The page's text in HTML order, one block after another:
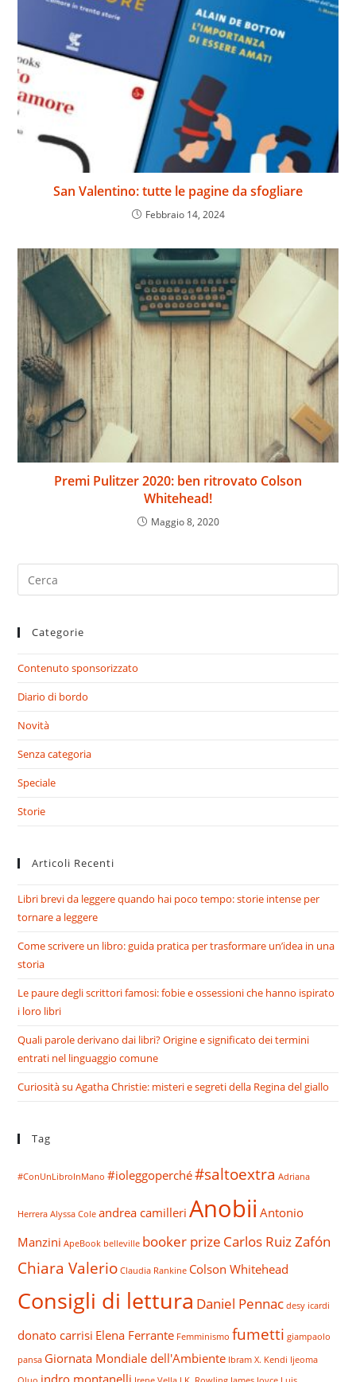
San Valentino: tutte le pagine da sfogliare
Febbraio 14, 2024
Premi Pulitzer 2020: ben ritrovato Colson
Whitehead!
Maggio 8, 2020
Search
for:
Categorie
Contenuto sponsorizzato
Diario di bordo
Novità
Senza categoria
Speciale
Storie
Articoli Recenti
Libri brevi da leggere quando hai poco tempo: storie intense per
tornare a leggere
Come scrivere un libro: guida pratica per trasformare un’idea in una
storia
Le paure degli scrittori famosi: fobie e ossessioni che hanno ispirato
i loro libri
Quali parole derivano dai libri? Origine e significato dei termini
entrati nel linguaggio comune
Curiosità su Agatha Christie: misteri e segreti della Regina del giallo
Tag
#ConUnLibroInMano #ioleggoperché#saltoextra Adriana
Herrera Alyssa Cole andrea camilleri Anobii Antonio
Manzini ApeBook belleville booker prize Carlos Ruiz Zafón
Chiara Valerio Claudia Rankine Colson Whitehead
Consigli di lettura Daniel Pennac desy icardi
donato carrisi Elena Ferrante Femminismo fumetti giampaolo
pansa Giornata Mondiale dell'Ambiente Ibram X. Kendi Ijeoma